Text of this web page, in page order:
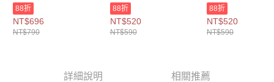
宅配
每筆NT$100，滿NT$1,000(含以上)免運費
款-$790【A27270470
】
88折
NT$696
NT$790
鞋-單1
款-$590【A27270364
】
88折
NT$520
NT$590
童運動鞋-單1
款-$590【
】
88折
NT$520
NT$590
詳細說明 相關推薦